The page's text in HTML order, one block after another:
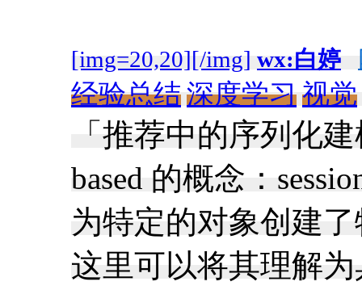
[img=20,20][/img] wx:白婷
经验总结深度学习视觉
「推荐中的序列化
based 的概念：
为特定的对象创建
这里可以将其理解